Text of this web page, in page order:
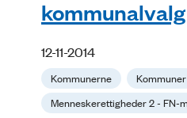
kommunalvalg
12-11-2014
Kommunerne Kommuner
Menneskerettigheder 2 - FN-